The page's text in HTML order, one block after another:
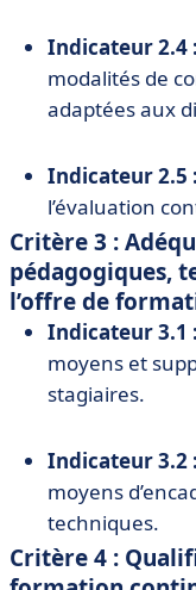
Indicateur 2.4 :
modalités de
adaptées aux
Indicateur 2.5 :
l’évaluation
Critère 3 :
pédagogiques,
l’offre de
Indicateur 3.1 :
moyens et
stagiaires.
Indicateur 3.2 :
moyens
techniques.
Critère 4 :